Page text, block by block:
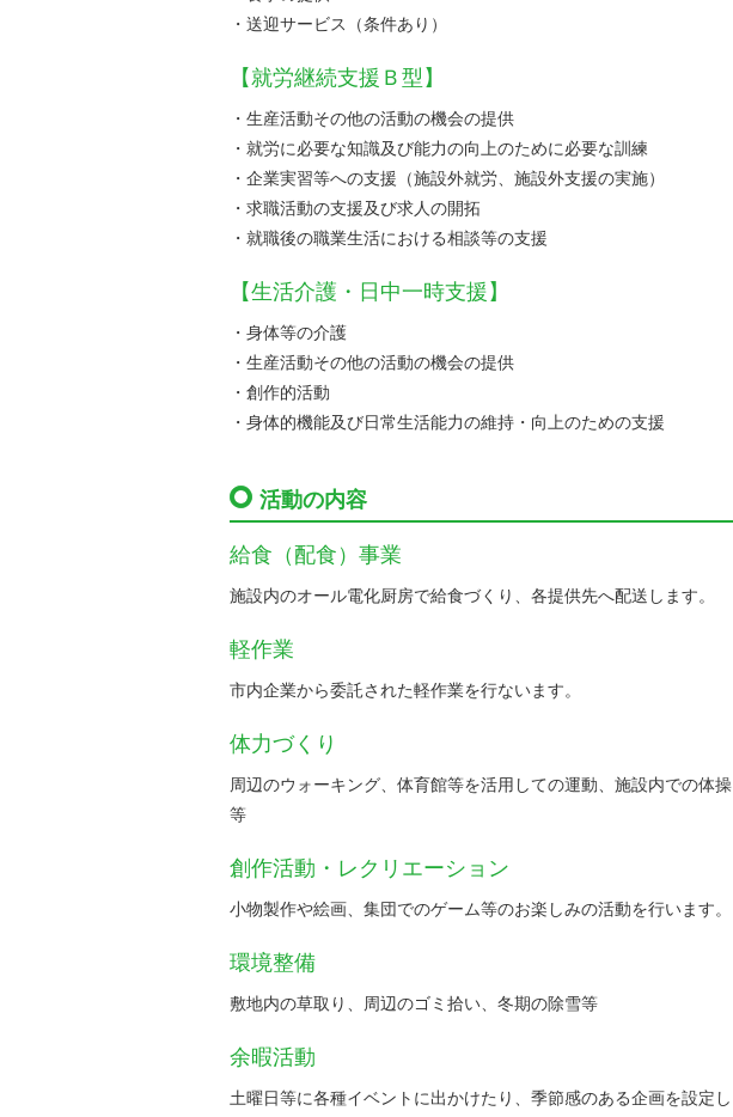
・送迎サービス（条件あり）
【就労継続支援Ｂ型】
・生産活動その他の活動の機会の提供
・就労に必要な知識及び能力の向上のために必要な訓練
・企業実習等への支援（施設外就労、施設外支援の実施）
・求職活動の支援及び求人の開拓
・就職後の職業生活における相談等の支援
【生活介護・日中一時支援】
・身体等の介護
・生産活動その他の活動の機会の提供
・創作的活動
・身体的機能及び日常生活能力の維持・向上のための支援
活動の内容
給食（配食）事業
施設内のオール電化厨房で給食づくり、各提供先へ配送します。
軽作業
市内企業から委託された軽作業を行ないます。
体力づくり
周辺のウォーキング、体育館等を活用しての運動、施設内での体操
等
創作活動・レクリエーション
小物製作や絵画、集団でのゲーム等のお楽しみの活動を行います。
環境整備
敷地内の草取り、周辺のゴミ拾い、冬期の除雪等
余暇活動
土曜日等に各種イベントに出かけたり、季節感のある企画を設定し